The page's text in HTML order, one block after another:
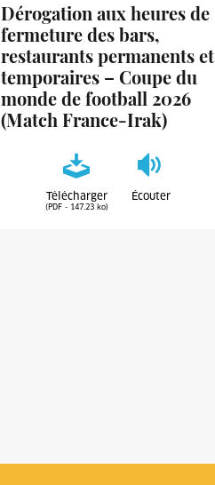
Dérogation aux heures de
fermeture des bars,
restaurants permanents et
temporaires – Coupe du
monde de football 2026
(Match France-Irak)
Télécharger
(PDF - 147.23 ko)
Écouter